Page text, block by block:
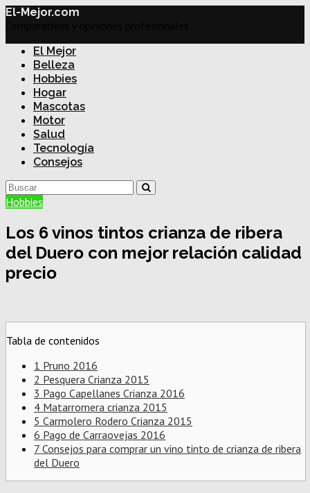
El-Mejor.com
El Mejor
Belleza
Hobbies
Hogar
Mascotas
Motor
Salud
Tecnología
Consejos
Hobbies
Los 6 vinos tintos crianza de ribera
del Duero con mejor relación calidad
precio
Tabla de contenidos
1 Pruno 2016
2 Pesquera Crianza 2015
3 Pago Capellanes Crianza 2016
4 Matarromera crianza 2015
5 Carmolero Rodero Crianza 2015
6 Pago de Carraovejas 2016
7 Consejos para comprar un vino tinto de crianza de ribera
del Duero